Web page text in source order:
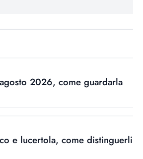
2026, come guardarla
e lucertola, come distinguerli